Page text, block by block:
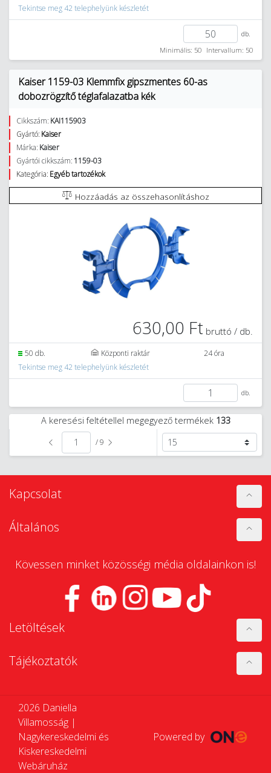
Tekintse meg 42 telephelyünk készletét
db.
Minimális: 50 Intervallum: 50
Kaiser 1159-03 Klemmfix gipszmentes 60-as
dobozrögzítő téglafalazatba kék
Cikkszám: KAI115903
Gyártó: Kaiser
Márka: Kaiser
Gyártói cikkszám: 1159-03
Kategória: Egyéb tartozékok
Hozzáadás az összehasonlításhoz
630,00 Ft bruttó / db.
50 db. Központi raktár
24 óra
Tekintse meg 42 telephelyünk készletét
db.
A keresési feltétellel megegyező termékek 133
/ 9
Kapcsolat
Általános
Kövessen minket közösségi média oldalainkon is!
Letöltések
Tájékoztatók
2026 Daniella
Villamosság |
Nagykereskedelmi és
Kiskereskedelmi
Webáruház
Powered by